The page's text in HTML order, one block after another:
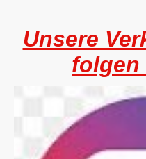
Unsere
folgen